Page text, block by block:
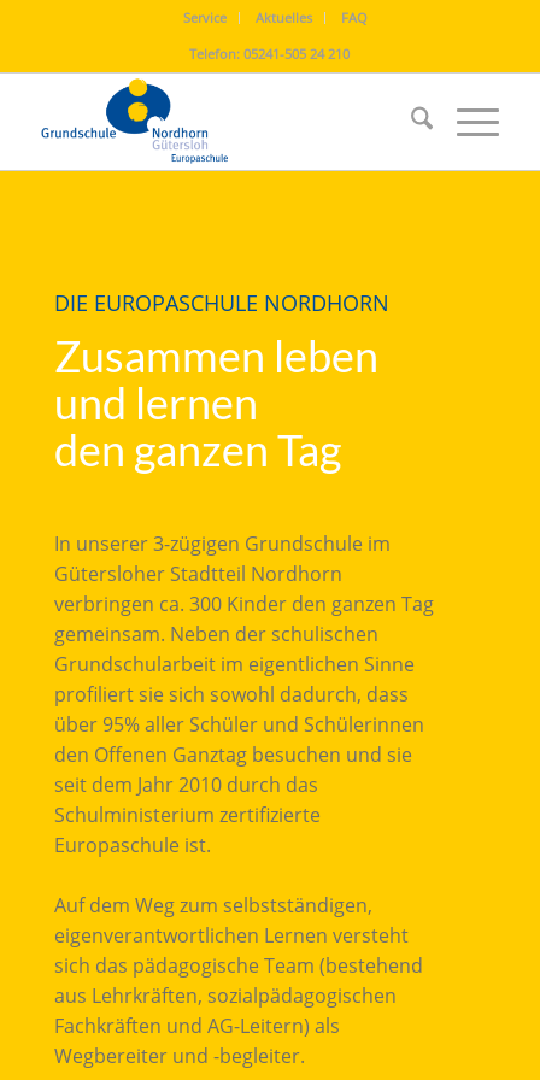
Service Aktuelles
FAQ
Telefon:05241-505 24 210
DIE EUROPASCHULE NORDHORN
Zusammen leben
und lernen
den ganzen Tag
In unserer 3-zügigen Grundschule im
Gütersloher Stadtteil Nordhorn
verbringen ca. 300 Kinder den ganzen Tag
gemeinsam. Neben der schulischen
Grundschularbeit im eigentlichen Sinne
profiliert sie sich sowohl dadurch, dass
über 95% aller Schüler und Schülerinnen
den Offenen Ganztag besuchen und sie
seit dem Jahr 2010 durch das
Schulministerium zertifizierte
Europaschule ist.
Auf dem Weg zum selbstständigen,
eigenverantwortlichen Lernen versteht
sich das pädagogische Team (bestehend
aus Lehrkräften, sozialpädagogischen
Fachkräften und AG-Leitern) als
Wegbereiter und -begleiter.